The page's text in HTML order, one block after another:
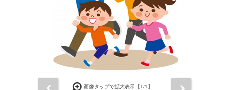
画像タップで拡大表示【1/1】